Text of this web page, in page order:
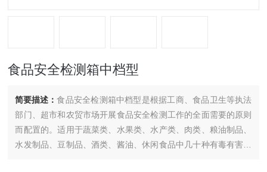
食品安全检测箱中档型
简要描述：食品安全检测箱中档型是根据工商、食品卫生等执法
部门、超市和农贸市场开展食品安全检测工作的全面需要的原则
而配置的。适用于蔬菜类、水果类、水产类、肉类、粮油制品、
水发制品、豆制品、酒类、酱油、休闲食品中几十种有毒有害物